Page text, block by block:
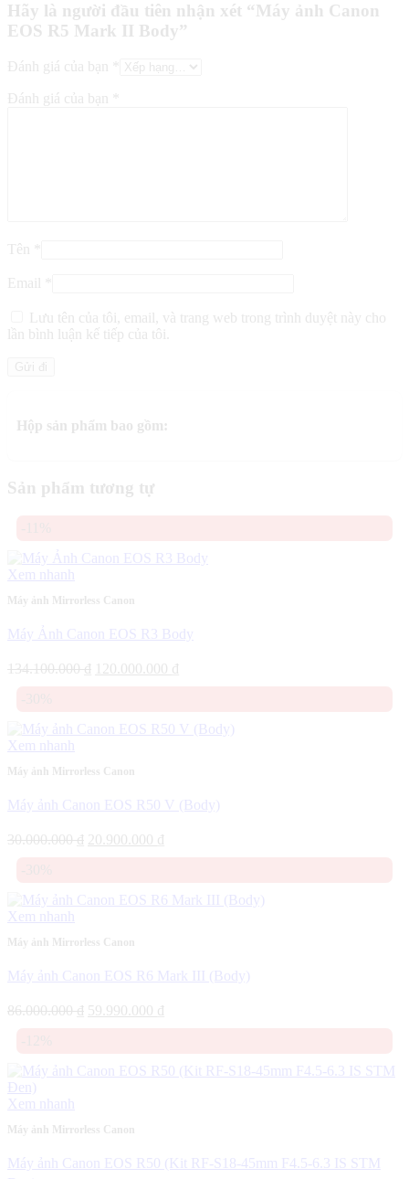
Hãy là người đầu tiên nhận xét “Máy ảnh Canon
EOS R5 Mark II Body”
Đánh giá của bạn
Đánh giá của bạn
Tên
Email
Lưu tên của tôi, email, và trang web trong trình duyệt này cho
lần bình luận kế tiếp của tôi.
Hộp sản phẩm bao gồm:
Sản phẩm tương tự
Xem nhanh
Máy ảnh Mirrorless Canon
Máy Ảnh Canon EOS R3 Body
134.100.000₫
Giá
120.000.000 ₫
120.000.000 ₫.
Xem nhanh
Máy ảnh Mirrorless Canon
Máy ảnh Canon EOS R50 V (Body)
30.000.000₫
Giá
20.900.000 ₫
20.900.000 ₫.
Xem nhanh
Máy ảnh Mirrorless Canon
Máy ảnh Canon EOS R6 Mark III (Body)
86.000.000₫ Giá
59.990.000 ₫
59.990.000 ₫.
Xem nhanh
Máy ảnh Mirrorless Canon
Máy ảnh Canon EOS R50 (Kit RF-S18-45mm F4.5-6.3 IS STM